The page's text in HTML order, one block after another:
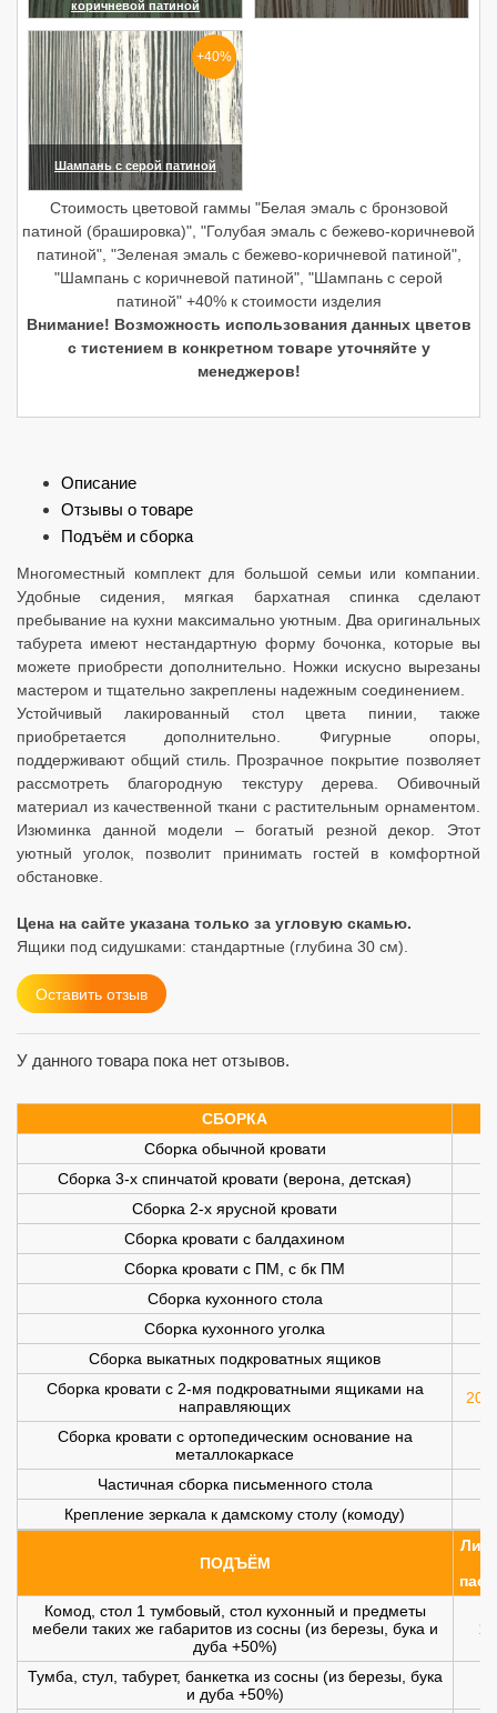
коричневой патиной
(увеличить)
(увеличить)
Шампань с серой патиной
(увеличить)
+40%
Стоимость цветовой гаммы "Белая эмаль с бронзовой
патиной (брашировка)", "Голубая эмаль с бежево-коричневой
патиной", "Зеленая эмаль с бежево-коричневой патиной",
"Шампань с коричневой патиной", "Шампань с серой
патиной" +40% к стоимости изделия
Внимание! Возможность использования данных цветов
с тистением в конкретном товаре уточняйте у
менеджеров!
Описание
Отзывы о товаре
Подъём и сборка
Многоместный комплект для большой семьи или компании.
Удобные сидения, мягкая бархатная спинка сделают
пребывание на кухни максимально уютным. Два оригинальных
табурета имеют нестандартную форму бочонка, которые вы
можете приобрести дополнительно. Ножки искусно вырезаны
мастером и тщательно закреплены надежным соединением.
Устойчивый лакированный стол цвета пинии, также
приобретается дополнительно. Фигурные опоры,
поддерживают общий стиль. Прозрачное покрытие позволяет
рассмотреть благородную текстуру дерева. Обивочный
материал из качественной ткани с растительным орнаментом.
Изюминка данной модели – богатый резной декор. Этот
уютный уголок, позволит принимать гостей в комфортной
обстановке.
Цена на сайте указана только за угловую скамью.
Ящики под сидушками: стандартные (глубина 30 см).
Оставить отзыв
У данного товара пока нет отзывов.
СБОРКА
Сборка обычной кровати
Сборка 3-х спинчатой кровати (верона, детская)
Сборка 2-х ярусной кровати
Сборка кровати с балдахином
Сборка кровати с ПМ, с бк ПМ
Сборка кухонного стола
Сборка кухонного уголка
Сборка выкатных подкроватных ящиков
Сборка кровати с 2-мя подкроватными ящиками на
направляющих
200
Сборка кровати с ортопедическим основание на
металлокаркасе
Частичная сборка письменного стола
Крепление зеркала к дамскому столу (комоду)
ПОДЪЁМ
Комод, стол 1 тумбовый, стол кухонный и предметы
мебели таких же габаритов из сосны (из березы, бука и
дуба +50%)
Тумба, стул, табурет, банкетка из сосны (из березы, бука
и дуба +50%)